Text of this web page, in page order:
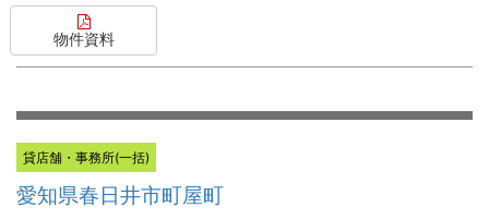
物件資料
貸店舗・事務所(一括)
愛知県春日井市町屋町